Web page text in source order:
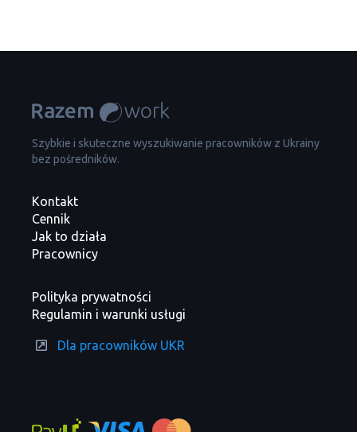
Szybkie i skuteczne wyszukiwanie pracowników z Ukrainy
bez pośredników.
Kontakt
Cennik
Jak to działa
Pracownicy
Polityka prywatności
Regulamin i warunki usługi
Dla pracowników UKR